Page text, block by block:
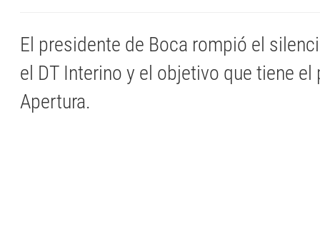
El presidente de Boca rompió el
el DT Interino y el objetivo que tiene el
Apertura.